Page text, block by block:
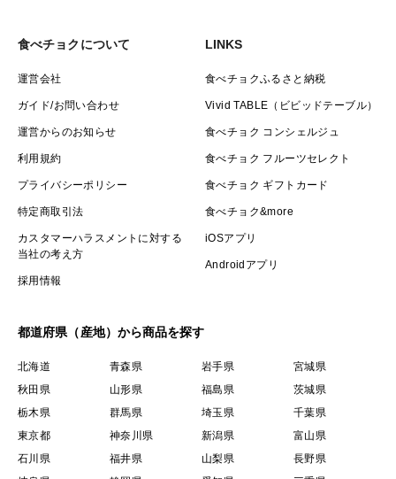
食べチョクについて
運営会社
ガイド/お問い合わせ
運営からのお知らせ
利用規約
プライバシーポリシー
特定商取引法
カスタマーハラスメントに対する
当社の考え方
採用情報
LINKS
食べチョクふるさと納税
Vivid TABLE（ビビッドテーブル）
食べチョク コンシェルジュ
食べチョク フルーツセレクト
食べチョク ギフトカード
食べチョク&more
iOSアプリ
Androidアプリ
都道府県（産地）から商品を探す
北海道 青森県 岩手県
宮城県
秋田県
山形県 福島県
茨城県
栃木県
群馬県 埼玉県
千葉県
東京都
神奈川県 新潟県
富山県
石川県
福井県 山梨県
長野県